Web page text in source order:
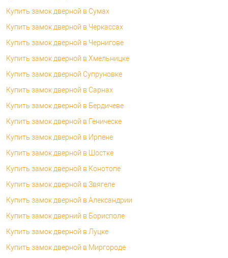
Купить замок дверной в Сумах
Купить замок дверной в Черкассах
Купить замок дверной в Чернигове
Купить замок дверной в Хмельницке
Купить замок дверной Супруновке
Купить замок дверной в Сарнах
Купить замок дверной в Бердичеве
Купить замок дверной в Геническе
Купить замок дверной в Ирпене
Купить замок дверной в Шостке
Купить замок дверной в Конотопе
Купить замок дверной в Звягеле
Купить замок дверной в Александрии
Купить замок дверний в Борисполе
Купить замок дверной в Луцке
Купить замок дверной в Миргороде